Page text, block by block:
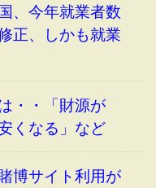
、今年就業者数
正、しかも就業
・・「財源が
くなる」など
博サイト利用が